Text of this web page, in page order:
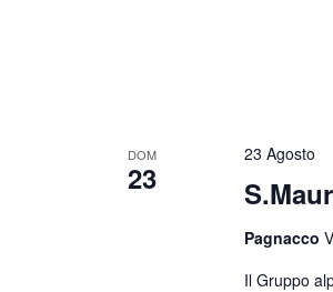
DOM
23
23 Agosto
Pagnacco
Il Gruppo